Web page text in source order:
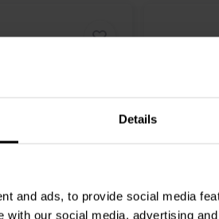
Details
and ads, to provide social media
with our social media, advertising
8 -
4.5" | 8 Ω
SEAS